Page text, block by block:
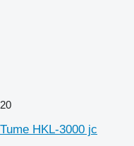
20
Tume HKL-3000 jc